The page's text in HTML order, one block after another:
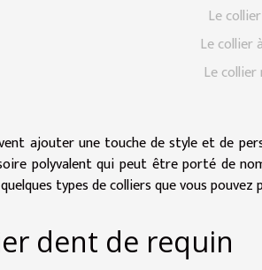
Le
Le collier
Le collier
ajouter une touche de style et de
polyvalent qui peut être porté de
types de colliers que vous
dent de requin